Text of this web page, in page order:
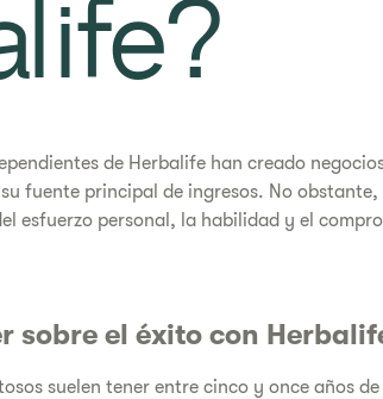
de Herbalife han creado
fuente principal de ingresos. No
esfuerzo personal, la habilidad y el
sobre el éxito con
suelen tener entre cinco y once años de